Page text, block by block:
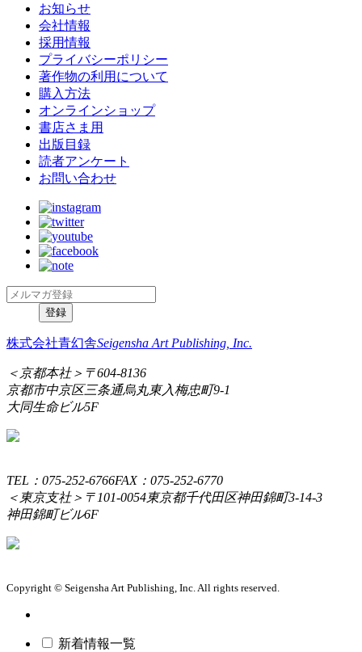
お知らせ
会社情報
採用情報
プライバシーポリシー
著作物の利用について
購入方法
オンラインショップ
書店さま用
出版目録
読者アンケート
お問い合わせ
株式会社青幻舎Seigensha Art Publishing, Inc.
＜京都本社＞ 〒604-8136
京都市中京区三条通烏丸東入梅忠町9-1
大同生命ビル5F
TEL：075-252-6766FAX：075-252-6770
＜東京支社＞ 〒101-0054東京都千代田区神田錦町3-14-3
神田錦町ビル6F
Copyright © Seigensha Art Publishing, Inc. All rights reserved.
新着情報一覧